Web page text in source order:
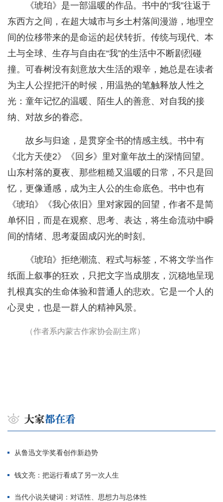
《琥珀》是一部温暖的作品。书中的“我”往返于
东西方之间，在超大城市与乡土村落间漫游，地理空
间的位移带来的是命运的起伏转折。传统与现代、本
土与全球、生存与自由在“我”的生活中不断剧烈碰
撞。可春树没有刻意放大生活的艰辛，她总是在读者
为主人公捏把汗的时候，用温热的笔触释放人性之
光：童年记忆的温暖、陌生人的善意、对自我的接
纳、对故乡的眷恋。
故乡与归途，是贯穿全书的情感主线。书中有
《北方天使2》《回乡》里对童年故土的深情回望。
山东村落的夏夜、那些粗糙又温暖的日常，不只是回
忆，更像通感，成为主人公的生命底色。书中也有
《琥珀》《我心依旧》里对家园的回望，作者不是简
单怀旧，而是在观察、思考、表达，将生命流动中瞬
间的情绪、思考凝固成闪光的时刻。
《琥珀》拒绝潮流、程式与标签，不将文学当作
纸面上叙事的狂欢，只把文字当成朋友，沉稳地呈现
扎根真实的生命体验和普通人的悲欢。它是一个人的
心灵史，也是一群人的精神风景。
（作者系内蒙古作家协会副主席）
从鲁迅文学奖看创作新趋势
钱文亮：把远行看成了另一次人生
当代小说关键词：对话性、思想力与总体性